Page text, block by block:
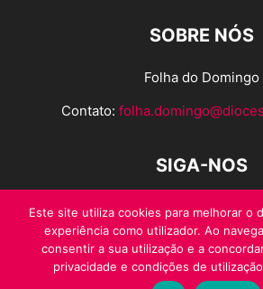
SOBRE NÓS
Folha do Domingo
Contato:
SIGA-NOS
Este site utiliza cookies para melhorar o
experiência como utilizador. Ao
consentir a sua utilização e a
privacidade e condições de